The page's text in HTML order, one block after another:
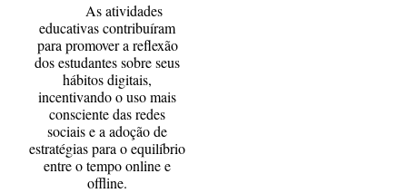
As atividades
educativas contribuíram
para promover a reflexão
dos estudantes sobre seus
hábitos digitais,
incentivando o uso mais
consciente das redes
sociais e a adoção de
estratégias para o equilíbrio
entre o tempo online e
offline.